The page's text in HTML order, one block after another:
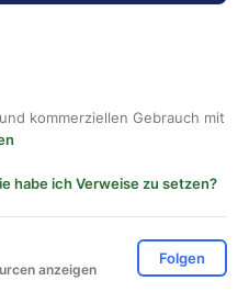
kommerziellen Gebrauch mit
habe ich Verweise zu setzen?
anzeigen
Folgen